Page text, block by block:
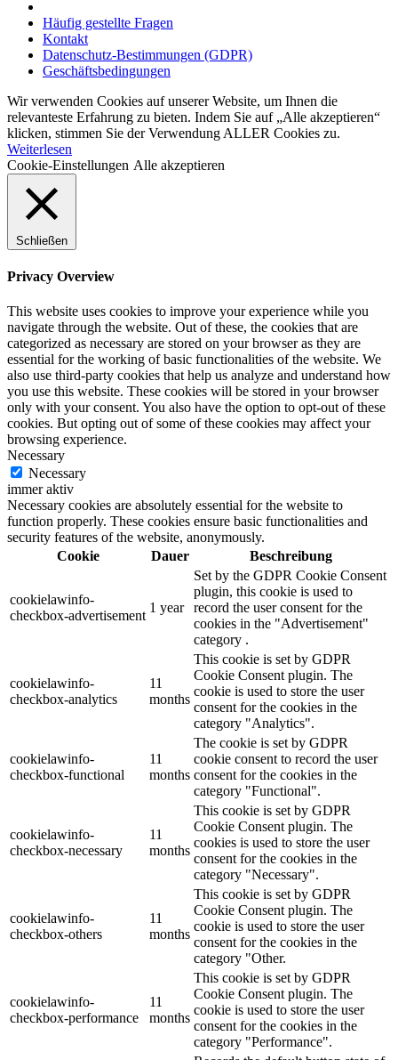
Häufig gestellte Fragen
Kontakt
Datenschutz-Bestimmungen (GDPR)
Geschäftsbedingungen
Wir verwenden Cookies auf unserer Website, um Ihnen die
relevanteste Erfahrung zu bieten. Indem Sie auf „Alle akzeptieren“
klicken, stimmen Sie der Verwendung ALLER Cookies zu.
Weiterlesen
Cookie-Einstellungen Alle akzeptieren
Schließen
Privacy Overview
This website uses cookies to improve your experience while you
navigate through the website. Out of these, the cookies that are
categorized as necessary are stored on your browser as they are
essential for the working of basic functionalities of the website. We
also use third-party cookies that help us analyze and understand how
you use this website. These cookies will be stored in your browser
only with your consent. You also have the option to opt-out of these
cookies. But opting out of some of these cookies may affect your
browsing experience.
Necessary
Necessary
immer aktiv
Necessary cookies are absolutely essential for the website to
function properly. These cookies ensure basic functionalities and
security features of the website, anonymously.
Cookie
Dauer Beschreibung
cookielawinfo-
checkbox-advertisement
1 year
Set by the GDPR Cookie Consent
plugin, this cookie is used to
record the user consent for the
cookies in the "Advertisement"
category .
cookielawinfo-
checkbox-analytics
11
months
This cookie is set by GDPR
Cookie Consent plugin. The
cookie is used to store the user
consent for the cookies in the
category "Analytics".
cookielawinfo-
checkbox-functional
11
months
The cookie is set by GDPR
cookie consent to record the user
consent for the cookies in the
category "Functional".
cookielawinfo-
checkbox-necessary
11
months
This cookie is set by GDPR
Cookie Consent plugin. The
cookies is used to store the user
consent for the cookies in the
category "Necessary".
cookielawinfo-
checkbox-others
11
months
This cookie is set by GDPR
Cookie Consent plugin. The
cookie is used to store the user
consent for the cookies in the
category "Other.
cookielawinfo-
checkbox-performance
11
months
This cookie is set by GDPR
Cookie Consent plugin. The
cookie is used to store the user
consent for the cookies in the
category "Performance".